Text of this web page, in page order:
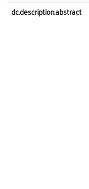
dc.description.abstract